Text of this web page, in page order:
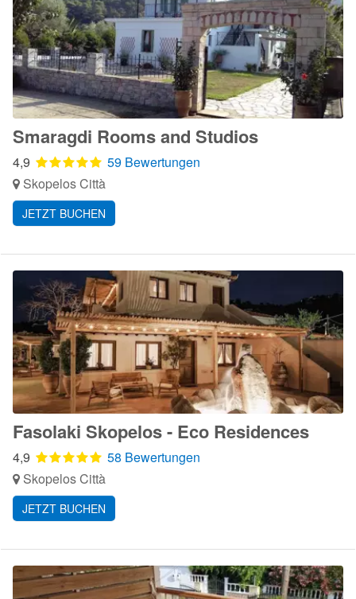
Smaragdi Rooms and Studios
4,9
59 Bewertungen
Skopelos Città
JETZT BUCHEN
Fasolaki Skopelos - Eco Residences
4,9
58 Bewertungen
Skopelos Città
JETZT BUCHEN